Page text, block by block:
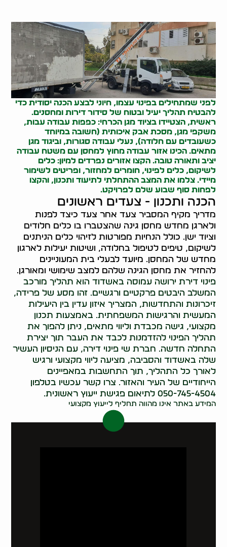
לפני שמתחילים בפינוי עצמו, חיוני לבצע הכנה יסודית כדי
להבטיח תהליך יעיל ובטוח שלסידור דירות ומחסנים.
ראשית, הצטיידו בציוד מגן הכרחי: כפפות עבודה עבות,
משקפי מגן, מסכת אבק איכותית (חשובה במיוחד
כשעובדים עם חלודה), נעלי עבודה סגורות, וביגוד מגן
מתאים. הכינו אזור עבודה מחוץ למחסן עם משטח עבודה
יציב ותאורה טובה. הקצו אזורים נפרדים למיון: כלים
לשיקום, כלים לפינוי, חומרים למחזור, ופריטים לשימור
מיידי. צלמו את המצב ההתחלתי לתיעוד ותכנון, והקצו
לפחות סוף שבוע שלם לפרויקט.
הכנה ותכנון - צעדים ראשונים
מדריך מקיף המסביר צעד אחר צעד כיצד לפנות
ולארגן מחדש מחסן גינה שהצטברו בו כלים חלודים
וציוד ישן. כולל הנחיות מפורטות לזיהוי כלים הניתנים
לשיקום, טיפים לטיפול בחלודה, ושיטות יעילות לארגון
מחדש של המחסן. מיועד לבעלי בית המעוניינים
להחזיר את מחסן הגינה שלהם למצב שימושי ומאורגן.
פינוי דירת ירושה עמוסה באשדוד הוא תהליך מורכב
המשלב היבטים פרקטיים ורגשיים. זהו מסע של פרידה,
זיכרונות והתחדשות, המצריך איזון עדין בין היעילות
המעשית והרגישות המשפחתית. באמצעות תכנון
מקצועי, גישה מכבדת וליווי מתאים, ניתן להפוך את
תהליך הפינוי להזדמנות לכבד את העבר תוך יצירת
התחלה חדשה. חברת שי פינוי דירה, עם הניסיון העשיר
שלה באשדוד והסביבה, מציעה ליווי מקצועי ורגיש
לאורך כל התהליך, תוך התחשבות במאפיינים
הייחודיים של העיר והאזור. צרו קשר עכשיו בטלפון
050-745-4504 לתיאום פגישת ייעוץ ראשונית.
המידע באתר אינו מהווה תחליף לייעוץ מקצועי